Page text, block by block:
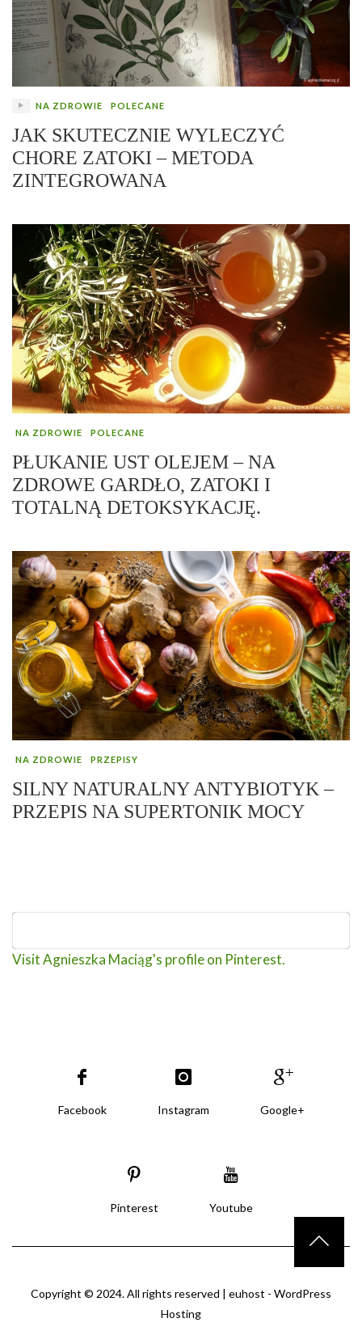
NA ZDROWIE POLECANE
JAK SKUTECZNIE WYLECZYĆ
CHORE ZATOKI – METODA
ZINTEGROWANA
NA ZDROWIE POLECANE
PŁUKANIE UST OLEJEM – NA
ZDROWE GARDŁO, ZATOKI I
TOTALNĄ DETOKSYKACJĘ.
NA ZDROWIE PRZEPISY
SILNY NATURALNY ANTYBIOTYK –
PRZEPIS NA SUPERTONIK MOCY
Visit Agnieszka Maciąg's profile on Pinterest.
Facebook Instagram Google+
Pinterest Youtube
Copyright © 2024. All rights reserved | euhost - WordPress
Hosting